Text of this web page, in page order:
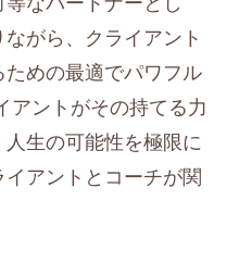
がら、クライアント
めの最適でパワフル
アントがその持てる力
生の可能性を極限に
アントとコーチが関